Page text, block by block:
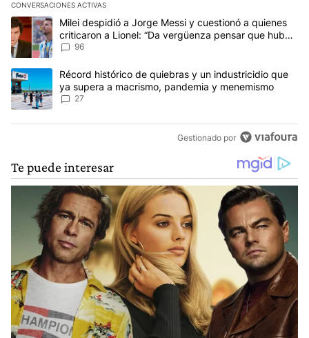
CONVERSACIONES ACTIVAS
Este listado muestra los artículos con más comentarios en los
Un artículo de tendencia con el título "Milei despidió a Jorge
Milei despidió a Jorge Messi y cuestionó a quienes
criticaron a Lionel: “Da vergüenza pensar que hubo
anti-Messi”
96
Un artículo de tendencia con el título "Récord histórico de
Récord histórico de quiebras y un industricidio que
ya supera a macrismo, pandemia y menemismo
27
Gestionado por